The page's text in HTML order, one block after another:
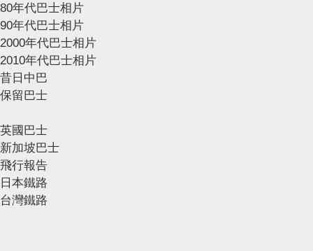
80年代巴士相片
90年代巴士相片
2000年代巴士相片
2010年代巴士相片
昔日中巴
保留巴士
英國巴士
新加坡巴士
飛行報告
日本鐵路
台灣鐵路